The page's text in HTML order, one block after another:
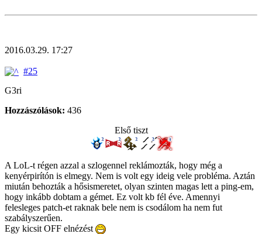
2016.03.29. 17:27
#25
G3ri
Hozzászólások: 436
Első tiszt
A LoL-t régen azzal a szlogennel reklámozták, hogy még a
kenyérpirítón is elmegy. Nem is volt egy ideig vele probléma. Aztán
miután behozták a hősismeretet, olyan szinten magas lett a ping-em,
hogy inkább dobtam a gémet. Ez volt kb fél éve. Amennyi
felesleges patch-et raknak bele nem is csodálom ha nem fut
szabályszerűen.
Egy kicsit OFF elnézést